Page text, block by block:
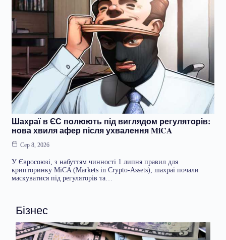
Шахраї в ЄС полюють під виглядом регуляторів:
нова хвиля афер після ухвалення MiCA
Сер 8, 2026
У Євросоюзі, з набуттям чинності 1 липня правил для
крипторинку MiCA (Markets in Crypto-Assets), шахраї почали
маскуватися під регуляторів та…
Бізнес